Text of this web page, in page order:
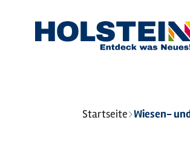
Sie
sind
Startseite Wiesen-